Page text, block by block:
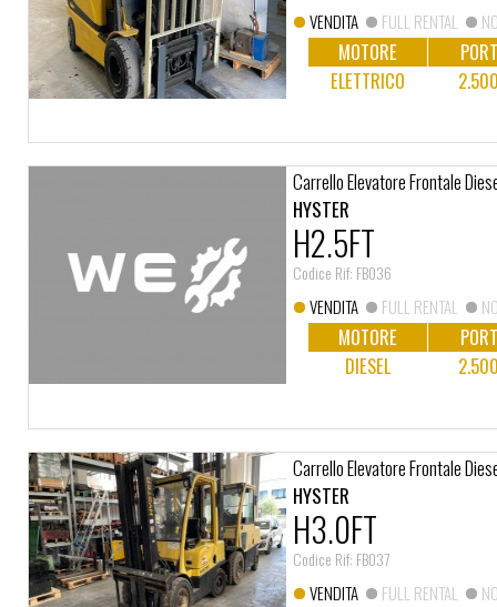
VENDITA FULL RENTAL
MOTORE
ELETTRICO
Carrello Elevatore Frontale
HYSTER
H2.5FT
Codice Rif: FB036
VENDITA FULL RENTAL
MOTORE
DIESEL
Carrello Elevatore Frontale
HYSTER
H3.0FT
Codice Rif: FB037
VENDITA FULL RENTAL